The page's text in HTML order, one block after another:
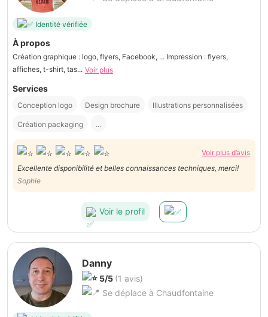
Identité vérifiée
À propos
Création graphique : logo, flyers, Facebook, ... Impression : flyers,
affiches, t-shirt, tas... Voir plus
Services
Conception logo Design brochure Illustrations personnalisées
Création packaging ...
Voir plus d’avis
Excellente disponibilité et belles connaissances techniques, merci!
Sophie
Voir le profil
Danny
5/5 (1 avis)
Se déplace à Chaudfontaine